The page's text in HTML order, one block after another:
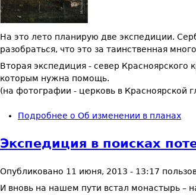
На это лето планирую две экспедиции.
разобраться, что это за таинственная
Вторая экспедиция - север
которым нужна помощь.
(на фотографии - церковь в Красноярской
Подробнее о Об изменении в планах
Экспедиция в поисках
Опубликовано 11 июня, 2013 - 13:17
И вновь на нашем пути встал монастырь –